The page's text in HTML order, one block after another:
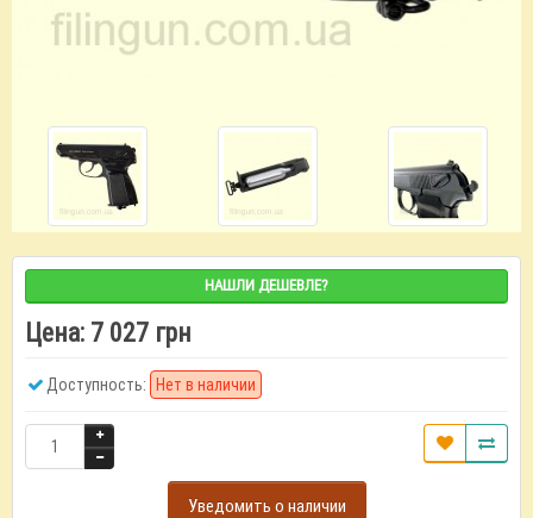
НАШЛИ ДЕШЕВЛЕ?
Цена: 7 027 грн
Доступность: Нет в наличии
Уведомить о наличии